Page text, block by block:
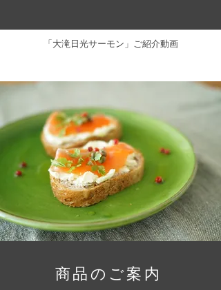
​「大滝日光サーモン」ご紹介動画
​商品のご案内